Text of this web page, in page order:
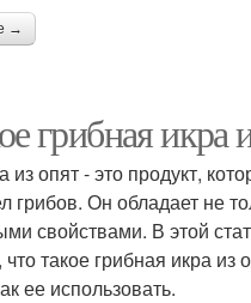
→
грибная икра
из опят - это продукт,
грибов. Он обладает не
свойствами. В этой
такое грибная икра из
ее использовать.